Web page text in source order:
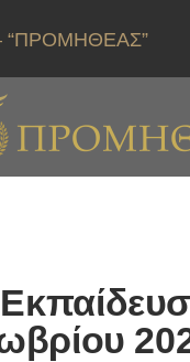
– “ΠΡΟΜΗΘΕΑΣ”